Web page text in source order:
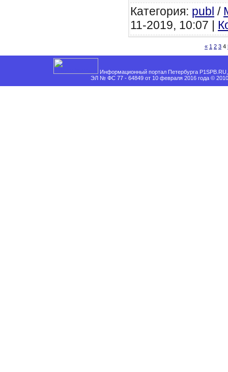
Категория: publ /
11-2019, 10:07 |
« 1 2 3 4
Информационный портал Петербурга
ЭЛ № ФС 77 - 64849 от 10 февраля 2016 года ©